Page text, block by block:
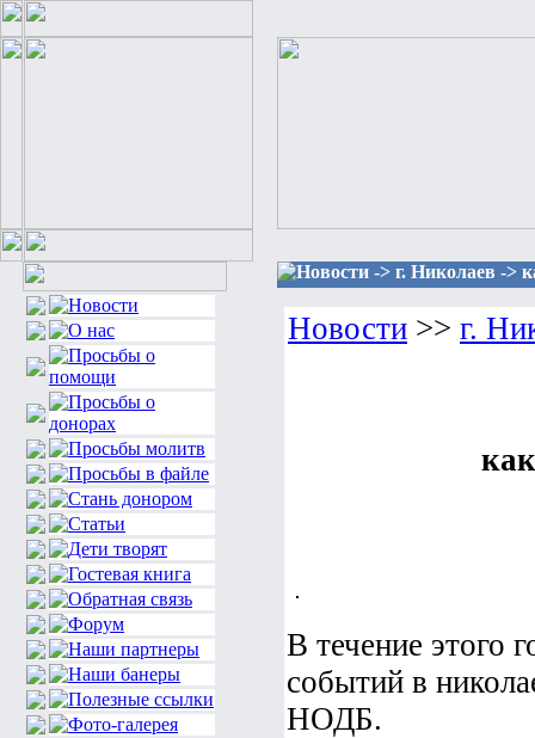
Новости -> г. Николаев ->
Новости >> г.
В течение этого
событий в
НОДБ.